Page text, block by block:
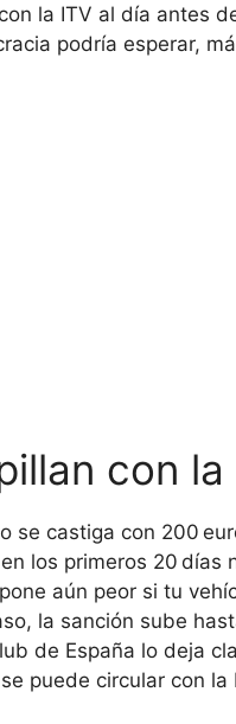
la ITV al día antes
podría esperar,
con
se castiga con 200
los primeros 20 días
aún peor si tu
la sanción sube
de España lo deja
puede circular con